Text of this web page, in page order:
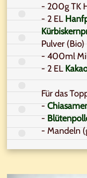
- 200g TK
- 2 EL
Pulver (Bio)
- 400ml
- 2 EL
Für das
-
-
- Mandeln